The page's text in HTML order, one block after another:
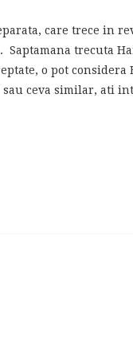
care trece in
trecuta
o pot considera
ceva similar, ati